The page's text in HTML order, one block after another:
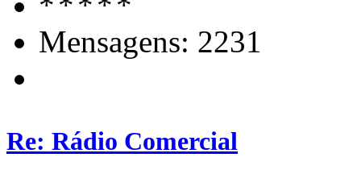
Mensagens: 2231
Re: Rádio Comercial